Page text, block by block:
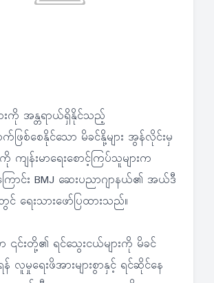
းကို အန္တရာယ်ရှိနိုင်သည့်
စ်စေနိုင်သော မိခင်နို့များ အွန်လိုင်းမှ
ကို ကျန်းမာရေးစောင့်ကြပ်သူများက
ောင်း BMJ ဆေးပညာဂျာနယ်၏ အယ်ဒီ
ရေးသားဖော်ပြထားသည်။
ာ ၎င်းတို့၏ ရင်သွေးငယ်များကို မိခင်
လူမှုရေးဖိအားများစွာနှင့် ရင်ဆိုင်နေ